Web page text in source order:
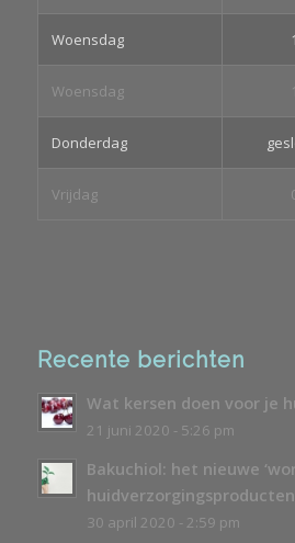
Woensdag
Woensdag
Donderdag
Vrijdag
Recente berichten
Wat kersen doen voor je
21 juni 2020 - 5:26 pm
Bakuchiol: het nieuwe
30 april 2020 - 2:59 pm